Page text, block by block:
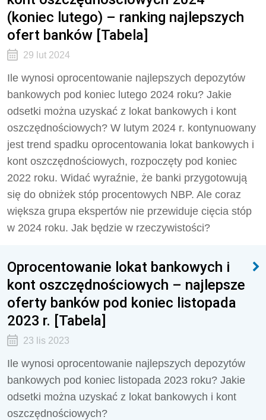
(koniec lutego) – ranking najlepszych
ofert banków [Tabela]
29 lut 2024
Ile wynosi oprocentowanie najlepszych depozytów
bankowych pod koniec lutego 2024 roku? Jakie
odsetki można uzyskać z lokat bankowych i kont
oszczędnościowych? W lutym 2024 r. kontynuowany
jest trend spadku oprocentowania lokat bankowych i
kont oszczędnościowych, rozpoczęty pod koniec
2022 roku. Widać wyraźnie, że banki przygotowują
się do obniżek stóp procentowych NBP. Ale coraz
większa grupa ekspertów nie przewiduje cięcia stóp
w 2024 roku. Jak będzie w rzeczywistości?
Oprocentowanie lokat bankowych i
kont oszczędnościowych – najlepsze
oferty banków pod koniec listopada
2023 r. [Tabela]
23 lis 2023
Ile wynosi oprocentowanie najlepszych depozytów
bankowych pod koniec listopada 2023 roku? Jakie
odsetki można uzyskać z lokat bankowych i kont
oszczędnościowych?